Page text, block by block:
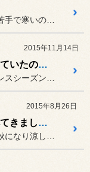
2015年11月14日
月一ネタをしばらくサボっていたのでまとめて紹介です
2015年8月26日
月一恒例美味しいもの食べてきました！